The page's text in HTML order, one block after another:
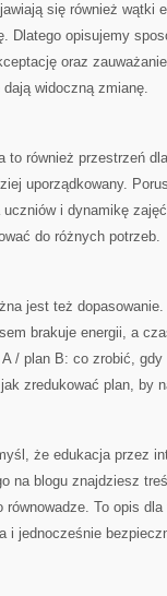
się również wątki
Dlatego opisujemy
oraz
widoczną zmianę.
to również przestrzeń
uporządkowany.
i dynamikę
do różnych potrzeb.
jest też
brakuje energii, a
/ plan B: co zrobić,
zredukować plan, by
że edukacja przez
na blogu znajdziesz
równowadze. To opis
i jednocześnie